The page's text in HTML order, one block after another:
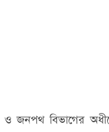
বিভাগের অধীনে